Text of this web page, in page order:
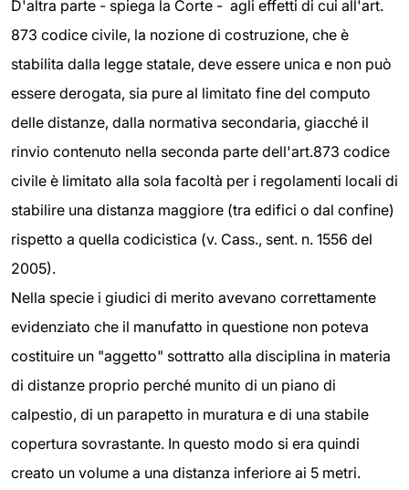
D'altra parte - spiega la Corte - agli effetti di cui all'art.
873 codice civile, la nozione di costruzione, che è
stabilita dalla legge statale, deve essere unica e non può
essere derogata, sia pure al limitato fine del computo
delle distanze, dalla normativa secondaria, giacché il
rinvio contenuto nella seconda parte dell'art.873 codice
civile è limitato alla sola facoltà per i regolamenti locali di
stabilire una distanza maggiore (tra edifici o dal confine)
rispetto a quella codicistica (v. Cass., sent. n. 1556 del
2005).
Nella specie i giudici di merito avevano correttamente
evidenziato che il manufatto in questione non poteva
costituire un "aggetto" sottratto alla disciplina in materia
di distanze proprio perché munito di un piano di
calpestio, di un parapetto in muratura e di una stabile
copertura sovrastante. In questo modo si era quindi
creato un volume a una distanza inferiore ai 5 metri.